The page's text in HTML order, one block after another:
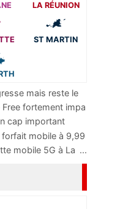
LA RÉUNION
ST MARTIN
mais reste le
...
fortement impa
cap important
...
mobile à 9,99
mobile 5G à La ...